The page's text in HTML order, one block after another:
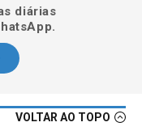
diárias
VOLTAR AO TOPO